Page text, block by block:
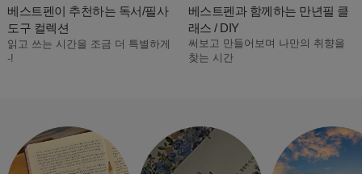
베스트펜이 추천하는 독서/필사
도구 컬렉션
읽고 쓰는 시간을 조금 더 특별하게
-!
베스트펜과 함께하는 만년필 클
래스 / DIY
써보고 만들어보며 나만의 취향을
찾는 시간